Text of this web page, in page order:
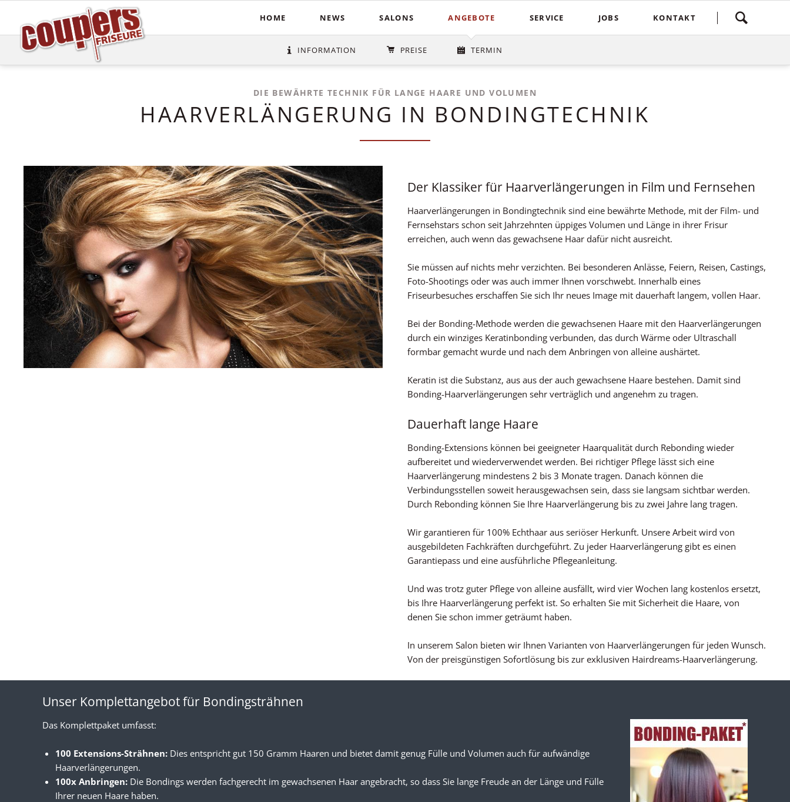
überspringen
HOME NEWS SALONS
In der Südstadt
COUPERS Institute
Coupers am Stephansplatz
Auf der Lister Meile
ANGEBOTE
Mehr Haare
Haarverlängerungen
Brautfrisuren
SERVICE
Kostenlose Kinderhaarschnitte
Treuebonus
Corona Regeln
JOBS KONTAKT
Bewertung
Über uns
INFORMATION PREISE TERMIN
DIE BEWÄHRTE TECHNIK FÜR LANGE HAARE UND VOLUMEN
HAARVERLÄNGERUNG IN BONDINGTECHNIK
Der Klassiker für Haarverlängerungen in Film und Fernsehen
Haarverlängerungen in Bondingtechnik sind eine bewährte Methode, mit der Film- und
Fernsehstars schon seit Jahrzehnten üppiges Volumen und Länge in ihrer Frisur
erreichen, auch wenn das gewachsene Haar dafür nicht ausreicht.
Sie müssen auf nichts mehr verzichten. Bei besonderen Anlässe, Feiern, Reisen, Castings,
Foto-Shootings oder was auch immer Ihnen vorschwebt. Innerhalb eines
Friseurbesuches erschaffen Sie sich Ihr neues Image mit dauerhaft langem, vollen Haar.
Bei der Bonding-Methode werden die gewachsenen Haare mit den Haarverlängerungen
durch ein winziges Keratinbonding verbunden, das durch Wärme oder Ultraschall
formbar gemacht wurde und nach dem Anbringen von alleine aushärtet.
Keratin ist die Substanz, aus aus der auch gewachsene Haare bestehen. Damit sind
Bonding-Haarverlängerungen sehr verträglich und angenehm zu tragen.
Dauerhaft lange Haare
Bonding-Extensions können bei geeigneter Haarqualität durch Rebonding wieder
aufbereitet und wiederverwendet werden. Bei richtiger Pflege lässt sich eine
Haarverlängerung mindestens 2 bis 3 Monate tragen. Danach können die
Verbindungsstellen soweit herausgewachsen sein, dass sie langsam sichtbar werden.
Durch Rebonding können Sie Ihre Haarverlängerung bis zu zwei Jahre lang tragen.
Wir garantieren für 100% Echthaar aus seriöser Herkunft. Unsere Arbeit wird von
ausgebildeten Fachkräften durchgeführt. Zu jeder Haarverlängerung gibt es einen
Garantiepass und eine ausführliche Pflegeanleitung.
Und was trotz guter Pflege von alleine ausfällt, wird vier Wochen lang kostenlos ersetzt,
bis Ihre Haarverlängerung perfekt ist. So erhalten Sie mit Sicherheit die Haare, von
denen Sie schon immer geträumt haben.
In unserem Salon bieten wir Ihnen Varianten von Haarverlängerungen für jeden Wunsch.
Von der preisgünstigen Sofortlösung bis zur exklusiven Hairdreams-Haarverlängerung.
Unser Komplettangebot für Bondingsträhnen
Das Komplettpaket umfasst:
100 Extensions-Strähnen: Dies entspricht gut 150 Gramm Haaren und bietet damit genug Fülle und Volumen auch für aufwändige
Haarverlängerungen.
100x Anbringen: Die Bondings werden fachgerecht im gewachsenen Haar angebracht, so dass Sie lange Freude an der Länge und Fülle
Ihrer neuen Haare haben.